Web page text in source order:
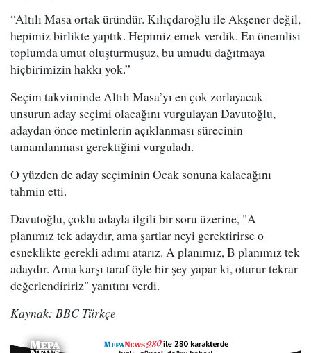
“Altılı Masa ortak üründür. Kılıçdaroğlu ile Akşener değil,
hepimiz birlikte yaptık. Hepimiz emek verdik. En önemlisi
toplumda umut oluşturmuşuz, bu umudu dağıtmaya
hiçbirimizin hakkı yok.”
Seçim takviminde Altılı Masa’yı en çok zorlayacak
unsurun aday seçimi olacağını vurgulayan Davutoğlu,
adaydan önce metinlerin açıklanması sürecinin
tamamlanması gerektiğini vurguladı.
O yüzden de aday seçiminin Ocak sonuna kalacağını
tahmin etti.
Davutoğlu, çoklu adayla ilgili bir soru üzerine, "A
planımız tek adaydır, ama şartlar neyi gerektirirse o
esneklikte gerekli adımı atarız. A planımız, B planımız tek
adaydır. Ama karşı taraf öyle bir şey yapar ki, oturur tekrar
değerlendiririz" yanıtını verdi.
Kaynak: BBC Türkçe